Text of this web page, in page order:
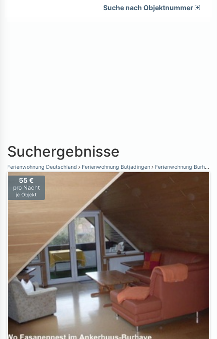
Suche nach Objektnummer
Suchergebnisse
Ferienwohnung Deutschland Ferienwohnung Butjadingen Ferienwohnung Burhave
55 €
pro Nacht
je Objekt